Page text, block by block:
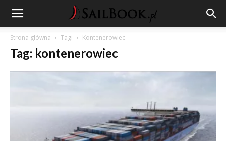
Strona główna Tagi Kontenerowiec
Tag: kontenerowiec